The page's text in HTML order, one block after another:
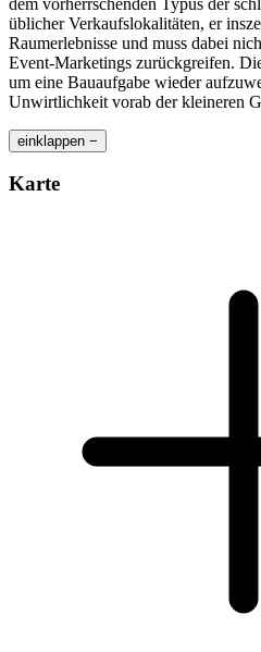
üblicher Verkaufslokalitäten, er
Raumerlebnisse und muss dabei
Event-Marketings zurückgreifen.
um eine Bauaufgabe wieder
Unwirtlichkeit vorab der kleineren
einklappen −
Karte